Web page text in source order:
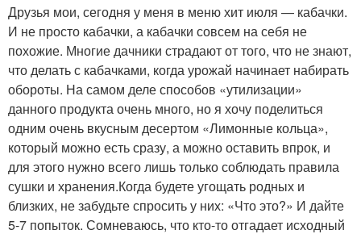
Друзья мои, сегодня у меня в меню хит июля — кабачки.
И не просто кабачки, а кабачки совсем на себя не
похожие. Многие дачники страдают от того, что не знают,
что делать с кабачками, когда урожай начинает набирать
обороты. На самом деле способов «утилизации»
данного продукта очень много, но я хочу поделиться
одним очень вкусным десертом «Лимонные кольца»,
который можно есть сразу, а можно оставить впрок, и
для этого нужно всего лишь только соблюдать правила
сушки и хранения.Когда будете угощать родных и
близких, не забудьте спросить у них: «Что это?» И дайте
5-7 попыток. Сомневаюсь, что кто-то отгадает исходный